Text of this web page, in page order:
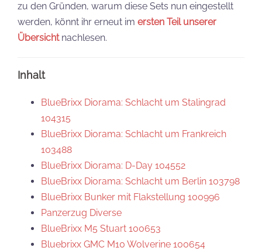
zu den Gründen, warum diese Sets nun eingestellt
werden, könnt ihr erneut im ersten Teil unserer
Übersichtnachlesen.
Inhalt
BlueBrixx Diorama: Schlacht um Stalingrad
104315
BlueBrixx Diorama: Schlacht um Frankreich
103488
BlueBrixx Diorama: D-Day 104552
BlueBrixx Diorama: Schlacht um Berlin 103798
BlueBrixx Bunker mit Flakstellung 100996
Panzerzug Diverse
BlueBrixx M5 Stuart 100653
Bluebrixx GMC M10 Wolverine 100654